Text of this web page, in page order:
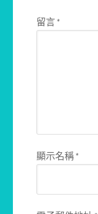
留言*
顯示名稱*